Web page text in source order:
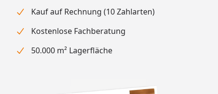
Kauf auf Rechnung (10 Zahlarten)
Kostenlose Fachberatung
50.000 m² Lagerfläche